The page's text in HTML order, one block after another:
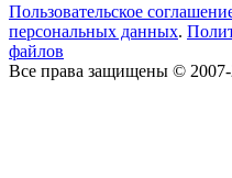
Пользовательское
персональных данных.
файлов
Все права защищены ©